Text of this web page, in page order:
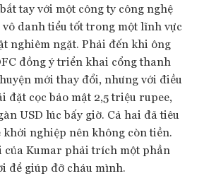
tay với một công ty công nghệ
danh tiểu tốt trong một lĩnh vực
nghiêm ngặt. Phải đến khi ông
đồng ý triển khai cổng thanh
mới thay đổi, nhưng với điều
đặt cọc bảo mật 2,5 triệu rupee,
USD lúc bấy giờ. Cả hai đã tiêu
nghiệp nên không còn tiền.
của Kumar phải trích một phần
để giúp đỡ cháu mình.